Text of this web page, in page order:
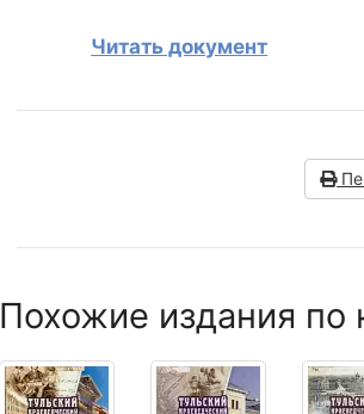
Читать документ
Похожие издания по